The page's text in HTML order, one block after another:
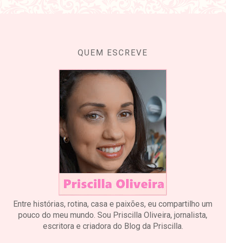
QUEM ESCREVE
Entre histórias, rotina, casa e paixões, eu compartilho um
pouco do meu mundo. Sou Priscilla Oliveira, jornalista,
escritora e criadora do Blog da Priscilla.